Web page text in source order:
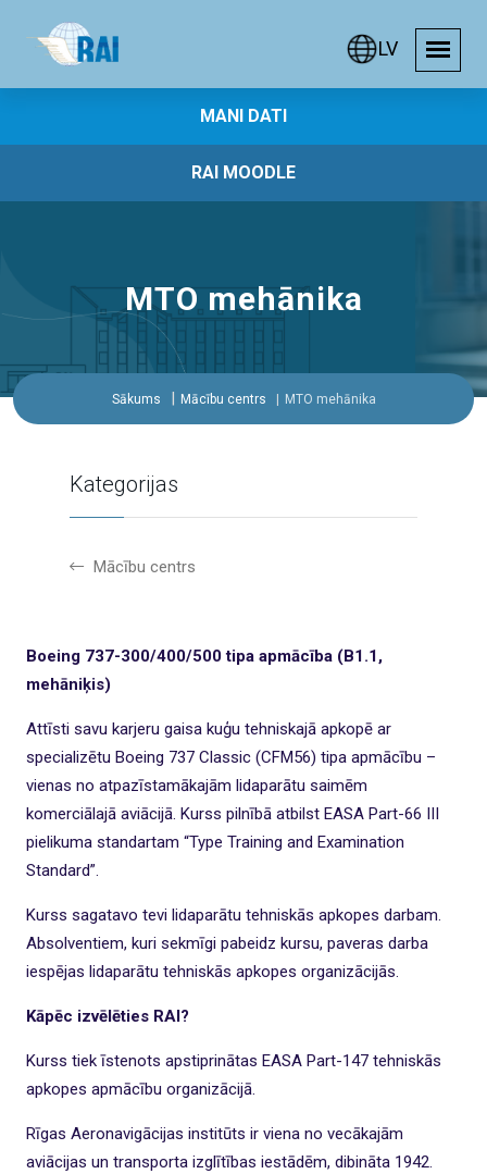
LV
MANI DATI
RAI MOODLE
MTO mehānika
Sākums Mācību centrs MTO mehānika
Kategorijas
Mācību centrs
Boeing 737-300/400/500 tipa apmācība (B1.1,
mehāniķis)
Attīsti savu karjeru gaisa kuģu tehniskajā apkopē ar
specializētu Boeing 737 Classic (CFM56) tipa apmācību –
vienas no atpazīstamākajām lidaparātu saimēm
komerciālajā aviācijā. Kurss pilnībā atbilst EASA Part-66 III
pielikuma standartam “Type Training and Examination
Standard”.
Kurss sagatavo tevi lidaparātu tehniskās apkopes darbam.
Absolventiem, kuri sekmīgi pabeidz kursu, paveras darba
iespējas lidaparātu tehniskās apkopes organizācijās.
Kāpēc izvēlēties RAI?
Kurss tiek īstenots apstiprinātas EASA Part-147 tehniskās
apkopes apmācību organizācijā.
Rīgas Aeronavigācijas institūts ir viena no vecākajām
aviācijas un transporta izglītības iestādēm, dibināta 1942.